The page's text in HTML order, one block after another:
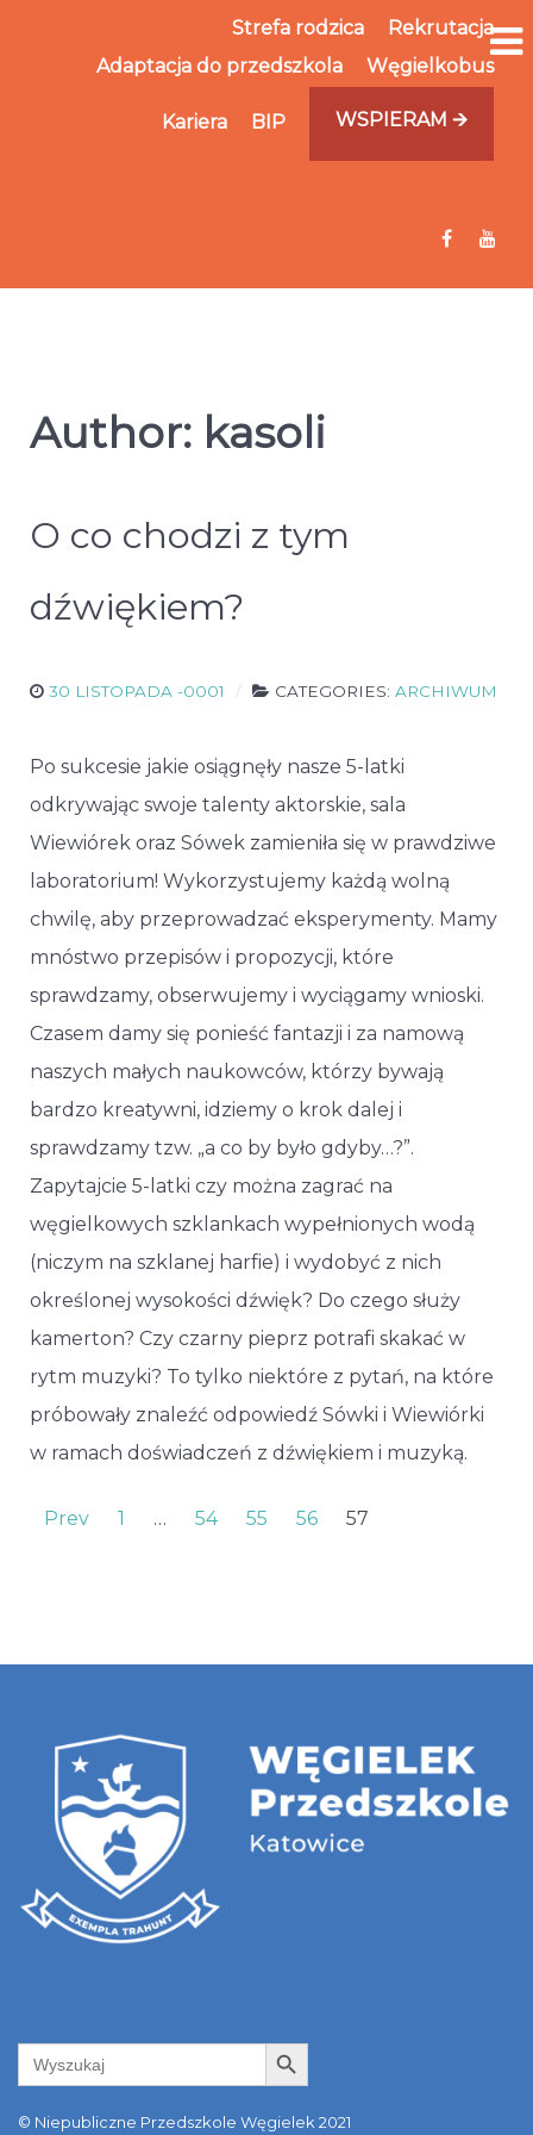
Strefa rodzica
Rekrutacja
Adaptacja do przedszkola
Węgielkobus
Kariera BIP WSPIERAM 🡪
Author: kasoli
O co chodzi z tym
dźwiękiem?
30 LISTOPADA -0001 CATEGORIES: ARCHIWUM
Po sukcesie jakie osiągnęły nasze 5-latki
odkrywając swoje talenty aktorskie, sala
Wiewiórek oraz Sówek zamieniła się w prawdziwe
laboratorium! Wykorzystujemy każdą wolną
chwilę, aby przeprowadzać eksperymenty. Mamy
mnóstwo przepisów i propozycji, które
sprawdzamy, obserwujemy i wyciągamy wnioski.
Czasem damy się ponieść fantazji i za namową
naszych małych naukowców, którzy bywają
bardzo kreatywni, idziemy o krok dalej i
sprawdzamy tzw. „a co by było gdyby…?”.
Zapytajcie 5-latki czy można zagrać na
węgielkowych szklankach wypełnionych wodą
(niczym na szklanej harfie) i wydobyć z nich
określonej wysokości dźwięk? Do czego służy
kamerton? Czy czarny pieprz potrafi skakać w
rytm muzyki? To tylko niektóre z pytań, na które
próbowały znaleźć odpowiedź Sówki i Wiewiórki
w ramach doświadczeń z dźwiękiem i muzyką.
Prev 1 … 54 55 56 57
Search
for:
Search Button
© Niepubliczne Przedszkole Węgielek 2021